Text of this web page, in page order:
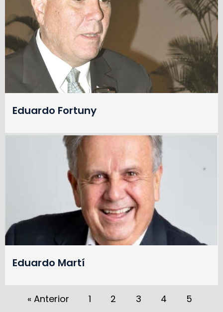
Eduardo Fortuny
Eduardo Martí
« Anterior 1 2 3 4 5